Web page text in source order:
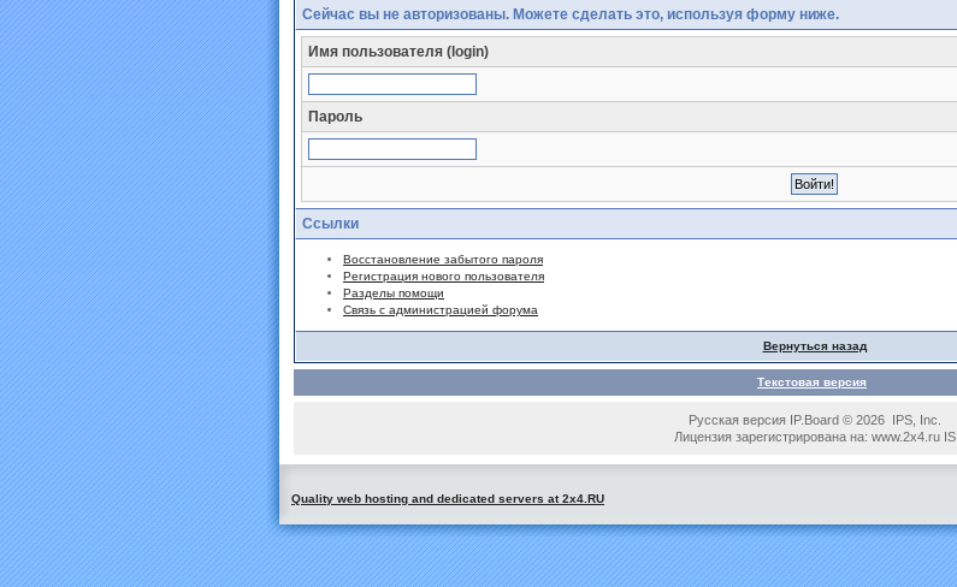
Сейчас вы не авторизованы. Можете сделать это, используя форму ниже.
Имя пользователя (login)
Пароль
Ссылки
Восстановление забытого пароля
Регистрация нового пользователя
Разделы помощи
Связь с администрацией форума
Вернуться назад
Текстовая версия
Русская версия IP.Board © 2026 IPS, Inc.
Лицензия зарегистрирована на: www.2x4.ru IS
Quality web hosting and dedicated servers at 2x4.RU